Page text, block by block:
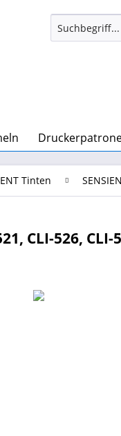
Tinten
CLI-526,